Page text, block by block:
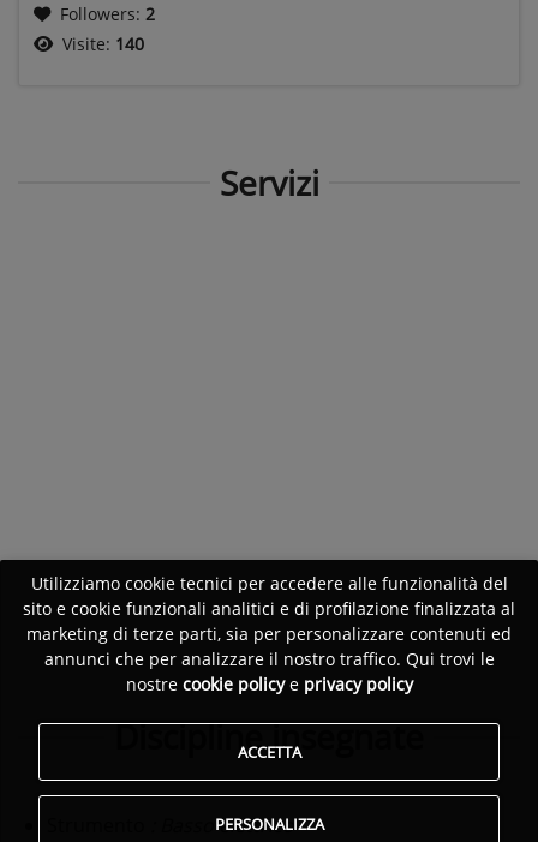
Followers: 2
Visite: 140
Servizi
Discipline insegnate
: Basso elettrico
Utilizziamo cookie tecnici per accedere alle funzionalità del
sito e cookie funzionali analitici e di profilazione finalizzata al
marketing di terze parti, sia per personalizzare contenuti ed
annunci che per analizzare il nostro traffico. Qui trovi le
nostre cookie policye privacy policy
ACCETTA
PERSONALIZZA